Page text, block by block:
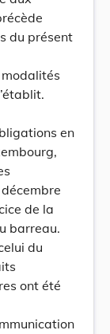
du présent
en
de la
barreau.
du
ont été